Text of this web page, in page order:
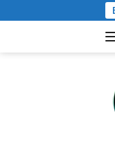
ke
Dukung